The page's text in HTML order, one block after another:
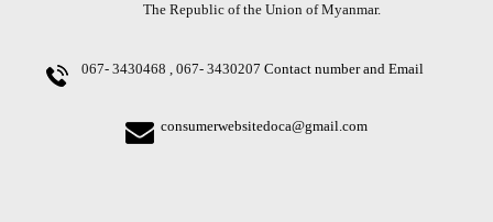
The Republic of the Union of Myanmar.
067- 3430468 , 067- 3430207 Contact number and Email
consumerwebsitedoca@gmail.com